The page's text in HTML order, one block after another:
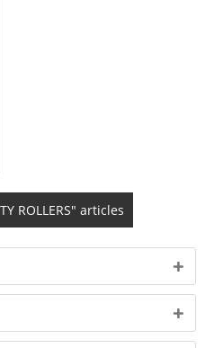
ROLLERS" articles